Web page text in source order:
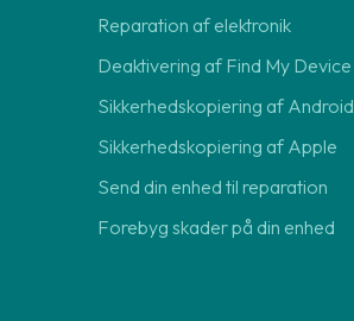
Reparation af elektronik
Deaktivering af Find My Device
Sikkerhedskopiering af Android
Sikkerhedskopiering af Apple
Send din enhed til reparation
Forebyg skader på din enhed